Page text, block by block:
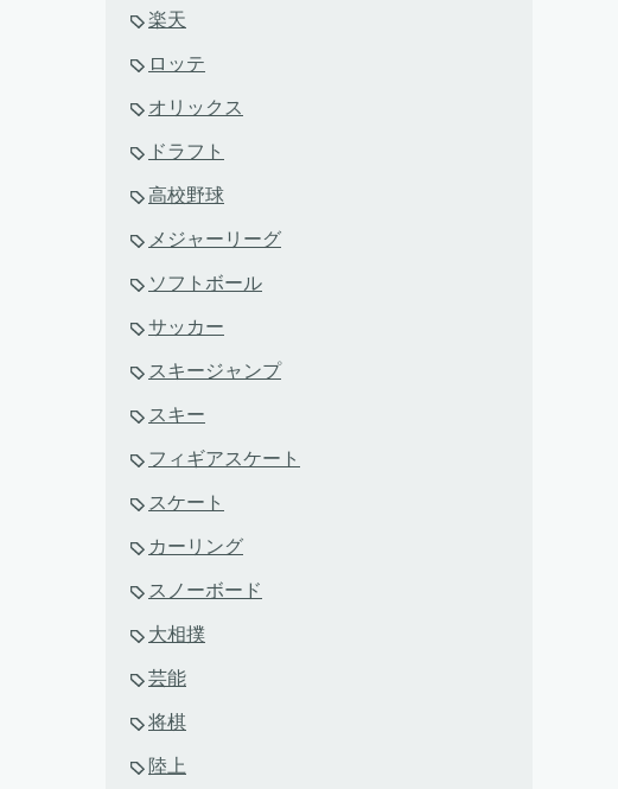
楽天
ロッテ
オリックス
ドラフト
高校野球
メジャーリーグ
ソフトボール
サッカー
スキージャンプ
スキー
フィギアスケート
スケート
カーリング
スノーボード
大相撲
芸能
将棋
陸上